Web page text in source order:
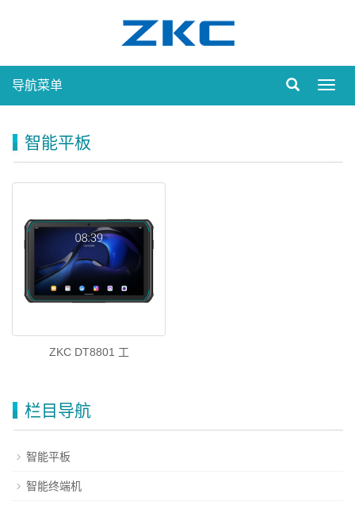
导航菜单
智能平板
ZKC DT8801 工
栏目导航
智能平板
智能终端机